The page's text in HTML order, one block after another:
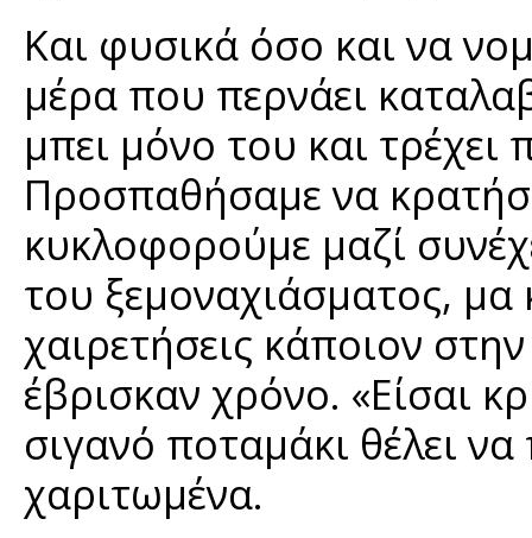
Και φυσικά όσο και να
μέρα που περνάει
μπει μόνο του και τρέχει
Προσπαθήσαμε να
κυκλοφορούμε μαζί
του ξεμοναχιάσματος,
χαιρετήσεις κάποιον
έβρισκαν χρόνο. «Είσαι
σιγανό ποταμάκι θέλει
χαριτωμένα.